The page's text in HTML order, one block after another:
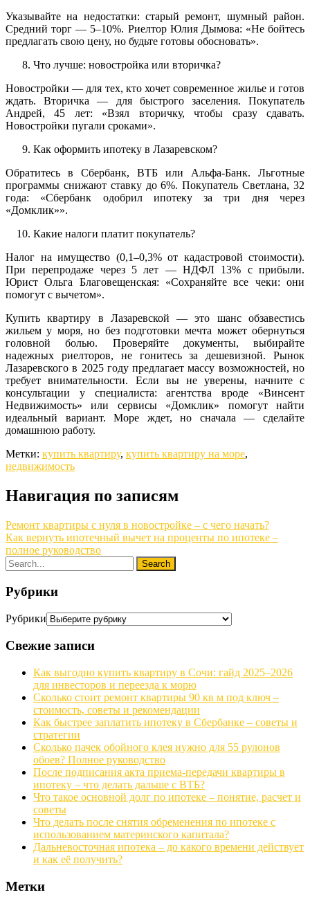
Указывайте на недостатки: старый ремонт, шумный район.
Средний торг — 5–10%. Риелтор Юлия Дымова: «Не бойтесь
предлагать свою цену, но будьте готовы обосновать».
Что лучше: новостройка или вторичка?
Новостройки — для тех, кто хочет современное жилье и готов
ждать. Вторичка — для быстрого заселения. Покупатель
Андрей, 45 лет: «Взял вторичку, чтобы сразу сдавать.
Новостройки пугали сроками».
Как оформить ипотеку в Лазаревском?
Обратитесь в Сбербанк, ВТБ или Альфа-Банк. Льготные
программы снижают ставку до 6%. Покупатель Светлана, 32
года: «Сбербанк одобрил ипотеку за три дня через
«Домклик»».
Какие налоги платит покупатель?
Налог на имущество (0,1–0,3% от кадастровой стоимости).
При перепродаже через 5 лет — НДФЛ 13% с прибыли.
Юрист Ольга Благовещенская: «Сохраняйте все чеки: они
помогут с вычетом».
Купить квартиру в Лазаревской — это шанс обзавестись
жильем у моря, но без подготовки мечта может обернуться
головной болью. Проверяйте документы, выбирайте
надежных риелторов, не гонитесь за дешевизной. Рынок
Лазаревского в 2025 году предлагает массу возможностей, но
требует внимательности. Если вы не уверены, начните с
консультации у специалиста: агентства вроде «Винсент
Недвижимость» или сервисы «Домклик» помогут найти
идеальный вариант. Море ждет, но сначала — сделайте
домашнюю работу.
Метки: купить квартиру, купить квартиру на море,
недвижимость
Навигация по записям
Ремонт квартиры с нуля в новостройке – с чего начать?
Как вернуть ипотечный вычет на проценты по ипотеке –
полное руководство
Рубрики
Рубрики
Свежие записи
Как выгодно купить квартиру в Сочи: гайд 2025–2026
для инвесторов и переезда к морю
Сколько стоит ремонт квартиры 90 кв м под ключ –
стоимость, советы и рекомендации
Как быстрее заплатить ипотеку в Сбербанке – советы и
стратегии
Сколько пачек обойного клея нужно для 55 рулонов
обоев? Полное руководство
После подписания акта приема-передачи квартиры в
ипотеку – что делать дальше с ВТБ?
Что такое основной долг по ипотеке – понятие, расчет и
советы
Что делать после снятия обременения по ипотеке с
использованием материнского капитала?
Дальневосточная ипотека – до какого времени действует
и как её получить?
Метки